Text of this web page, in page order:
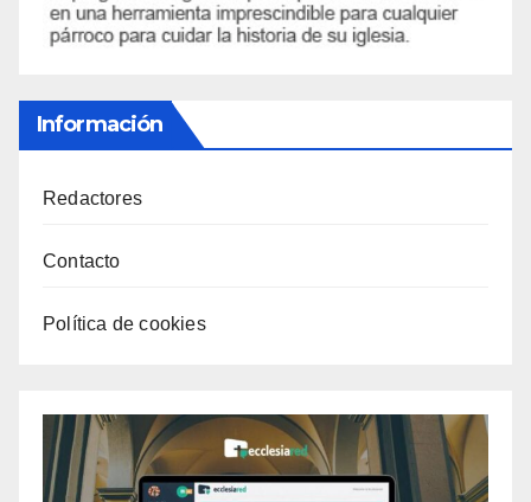
Información
Redactores
Contacto
Política de cookies